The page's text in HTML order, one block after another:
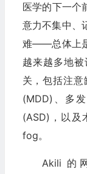
医学的下一
意力不集中、
难——总体上
越来越多地
关，包括注
(MDD)、多
(ASD)，以及
fog。
Akili 的